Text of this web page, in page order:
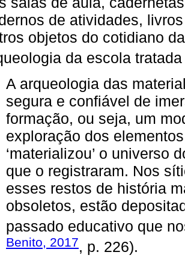
de atividades,
objetos do cotidiano
da escola
A arqueologia das
segura e confiável de
formação, ou seja, um
exploração dos
‘materializou’ o universo
que o registraram. Nos
esses restos de história
obsoletos, estão
passado educativo que
Benito, 2017, p. 226).